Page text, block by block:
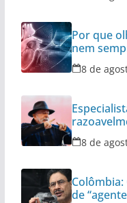
Por que
nem
8 de
diplomática
8 de
Colômbia:
de